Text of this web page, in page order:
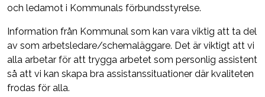
och ledamot i Kommunals förbundsstyrelse.
Information från Kommunal som kan vara viktig att ta del
av som arbetsledare/schemaläggare. Det är viktigt att vi
alla arbetar för att trygga arbetet som personlig assistent
så att vi kan skapa bra assistanssituationer där kvaliteten
frodas för alla.